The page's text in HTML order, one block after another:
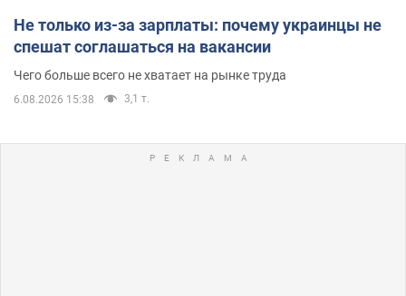
Не только из-за зарплаты: почему украинцы не
спешат соглашаться на вакансии
Чего больше всего не хватает на рынке труда
6.08.2026 15:38 3,1 т.